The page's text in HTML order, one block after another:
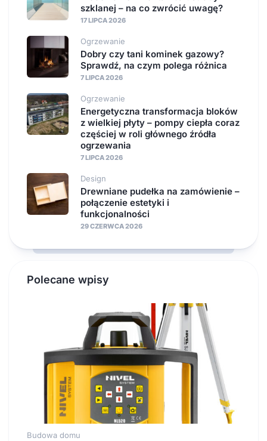
szklanej – na co zwrócić uwagę?
17 LIPCA 2026
Ogrzewanie
Dobry czy tani kominek gazowy?
Sprawdź, na czym polega różnica
7 LIPCA 2026
Ogrzewanie
Energetyczna transformacja bloków
z wielkiej płyty – pompy ciepła coraz
częściej w roli głównego źródła
ogrzewania
7 LIPCA 2026
Design
Drewniane pudełka na zamówienie –
połączenie estetyki i
funkcjonalności
29 CZERWCA 2026
Polecane wpisy
Budowa domu